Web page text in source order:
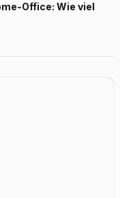
Office: Wie viel